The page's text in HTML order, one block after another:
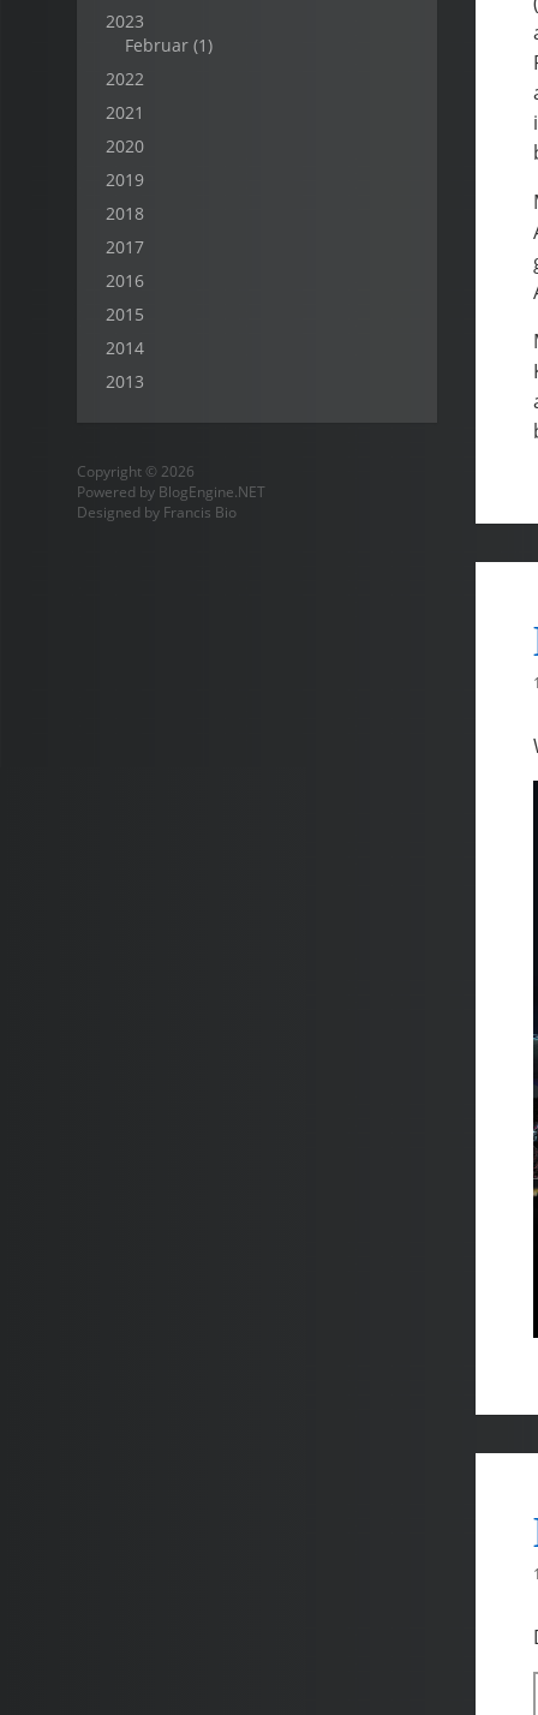
2023
Februar (1)
2022
2021
2020
2019
2018
2017
2016
2015
2014
2013
Copyright © 2026
Powered by BlogEngine.NET
Designed by Francis Bio